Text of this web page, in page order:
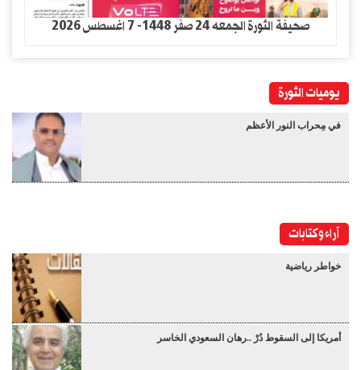
صحيفة الثورة الجمعه 24 صفر 1448- 7 اغسطس 2026
يوميات الثورة
في مِحراب النور الأعظم
آراء وكتابات
خواطر رياضية
أمريكا إلى السقوط دُرْ ..رهان السعودي الخاسر